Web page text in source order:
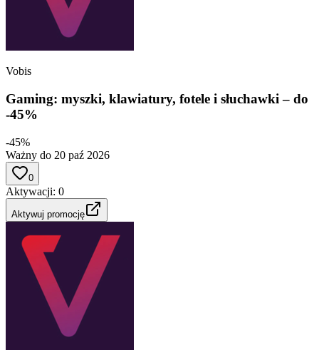
Vobis
Gaming: myszki, klawiatury, fotele i słuchawki – do
-45%
-45%
Ważny do 20 paź 2026
0
Aktywacji: 0
Aktywuj promocję